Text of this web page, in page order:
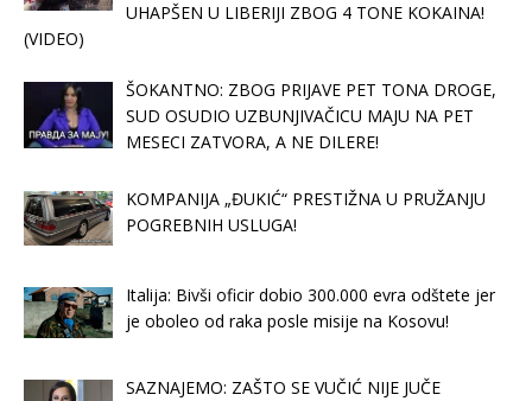
UHAPŠEN U LIBERIJI ZBOG 4 TONE KOKAINA!
(VIDEO)
ŠOKANTNO: ZBOG PRIJAVE PET TONA DROGE,
SUD OSUDIO UZBUNJIVAČICU MAJU NA PET
MESECI ZATVORA, A NE DILERE!
KOMPANIJA „ĐUKIĆ“ PRESTIŽNA U PRUŽANJU
POGREBNIH USLUGA!
Italija: Bivši oficir dobio 300.000 evra odštete jer
je oboleo od raka posle misije na Kosovu!
SAZNAJEMO: ZAŠTO SE VUČIĆ NIJE JUČE